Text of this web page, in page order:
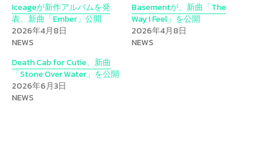
Iceageが新作アルバムを発
表、新曲「Ember」公開
2026年4月8日
NEWS
Basementが、新曲「The
Way I Feel」を公開
2026年4月8日
NEWS
Death Cab for Cutie、新曲
「Stone Over Water」を公開
2026年6月3日
NEWS